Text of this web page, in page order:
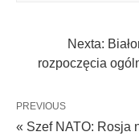
Nexta:
rozpoczęcia
PREVIOUS
« Szef NATO: Rosja